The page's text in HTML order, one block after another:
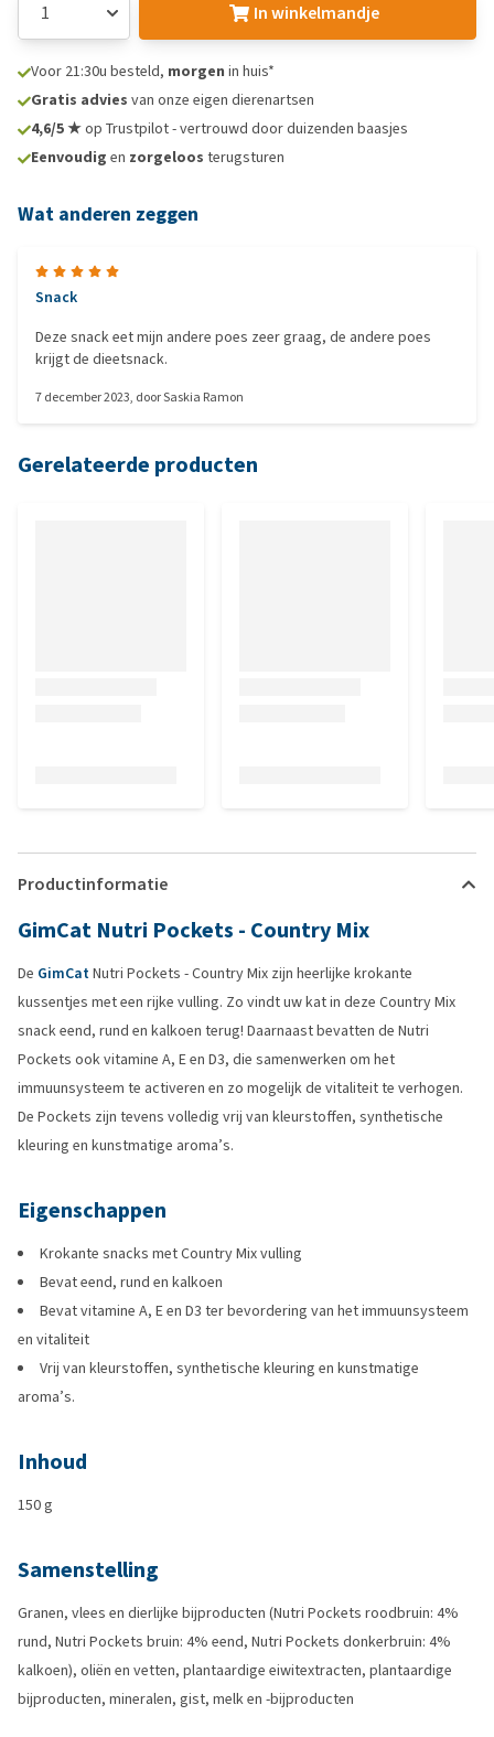
In winkelmandje
Voor 21:30u besteld, morgen in huis*
Gratis advies van onze eigen dierenartsen
4,6/5 ★op Trustpilot - vertrouwd door duizenden baasjes
Eenvoudig en zorgeloos terugsturen
Wat anderen zeggen
Snack
Deze snack eet mijn andere poes zeer graag, de andere poes
krijgt de dieetsnack.
7 december 2023, doorSaskia Ramon
Gerelateerde producten
Productinformatie
GimCat Nutri Pockets - Country Mix
De GimCatNutri Pockets - Country Mix zijn heerlijke krokante
kussentjes met een rijke vulling. Zo vindt uw kat in deze Country Mix
snack eend, rund en kalkoen terug! Daarnaast bevatten de Nutri
Pockets ook vitamine A, E en D3, die samenwerken om het
immuunsysteem te activeren en zo mogelijk de vitaliteit te verhogen.
De Pockets zijn tevens volledig vrij van kleurstoffen, synthetische
kleuring en kunstmatige aroma’s.
Eigenschappen
Krokante snacks met Country Mix vulling
Bevat eend, rund en kalkoen
Bevat vitamine A, E en D3 ter bevordering van het immuunsysteem
en vitaliteit
Vrij van kleurstoffen, synthetische kleuring en kunstmatige
aroma’s.
Inhoud
150 g
Samenstelling
Granen, vlees en dierlijke bijproducten (Nutri Pockets roodbruin: 4%
rund, Nutri Pockets bruin: 4% eend, Nutri Pockets donkerbruin: 4%
kalkoen), oliën en vetten, plantaardige eiwitextracten, plantaardige
bijproducten, mineralen, gist, melk en -bijproducten